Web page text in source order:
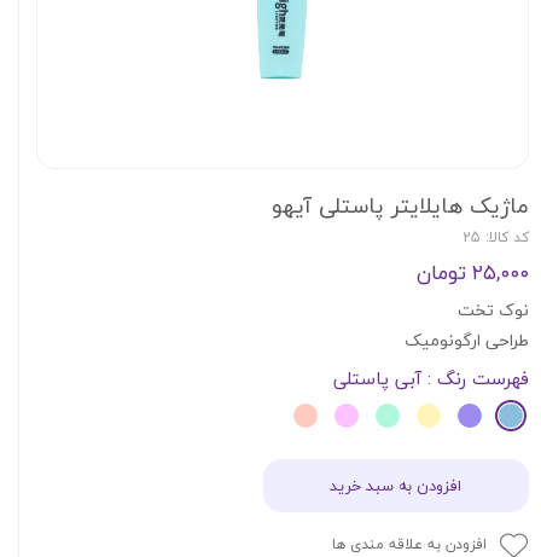
ماژیک هایلایتر پاستلی آیهو
کد کالا: 25
۲۵,۰۰۰ تومان
نوک تخت
طراحی ارگونومیک
فهرست رنگ : آبی پاستلی
افزودن به سبد خرید
افزودن به علاقه مندی ها